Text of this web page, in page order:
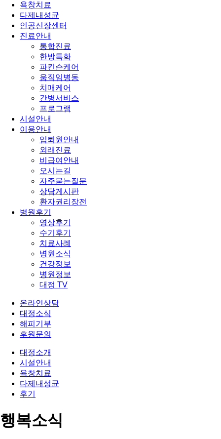
욕창치료
다제내성균
인공신장센터
진료안내
통합진료
한방특화
파킨슨케어
움직임병동
치매케어
간병서비스
프로그램
시설안내
이용안내
입퇴원안내
외래진료
비급여안내
오시는길
자주묻는질문
상담게시판
환자권리장전
병원후기
영상후기
수기후기
치료사례
병원소식
건강정보
병원정보
대정 TV
온라인상담
대정소식
해피기부
후원문의
대정소개
시설안내
욕창치료
다제내성균
후기
행복소식